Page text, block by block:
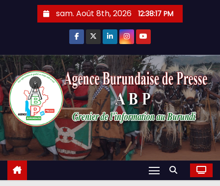
sam. Août 8th, 2026 12:38:18 PM